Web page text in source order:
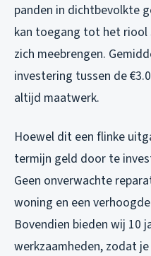
panden in dichtbevolkte
kan toegang tot het
zich meebrengen.
investering tussen de
altijd maatwerk.
Hoewel dit een flinke
termijn geld door te
Geen onverwachte
woning en een
Bovendien bieden wij 10
werkzaamheden, zodat